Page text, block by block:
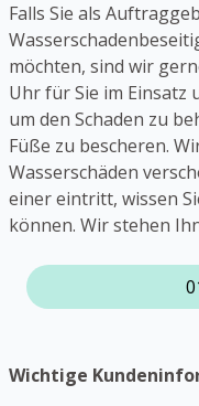
Falls Sie als
möchten, sind wir
Uhr für Sie im Einsatz
um den Schaden zu
Füße zu bescheren.
Wasserschäden
einer eintritt, wissen
können. Wir stehen
Wichtige